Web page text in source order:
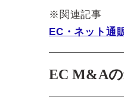
※関連記事
EC・ネット通
EC M&A